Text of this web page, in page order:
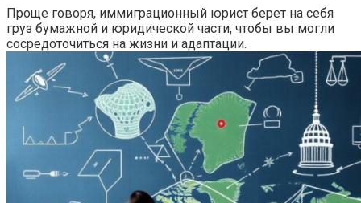
Проще говоря, иммиграционный юрист берет на себя
груз бумажной и юридической части, чтобы вы могли
сосредоточиться на жизни и адаптации.